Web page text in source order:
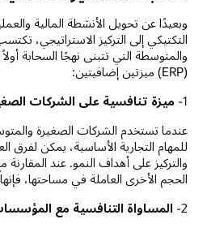
وبعيدًا عن تحويل الأنشطة المالية
التكتيكي إلى التركيز الاستراتيجي،
والمتوسطة التي تتبنى نهجًا السحابة
(ERP) ميزتين إضافيتين:
1- ميزة تنافسية على الشركات
عندما تستخدم الشركات الصغيرة
للمهام التجارية الأساسية، يمكن لفرق
والتركيز على أهداف النمو. عند
الحجم الأخرى العاملة في مساحتها،
2- المساواة التنافسية مع